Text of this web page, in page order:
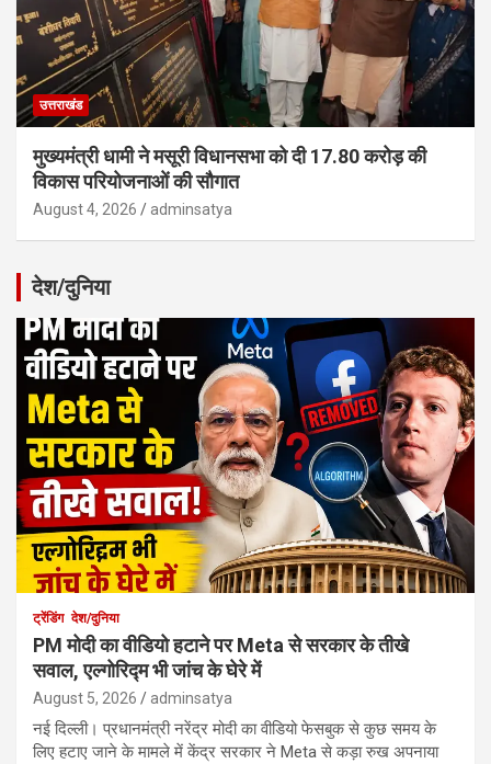
उत्तराखंड
मुख्यमंत्री धामी ने मसूरी विधानसभा को दी 17.80 करोड़ की
विकास परियोजनाओं की सौगात
August 4, 2026 adminsatya
देश/दुनिया
ट्रेंडिंग देश/दुनिया
PM मोदी का वीडियो हटाने पर Meta से सरकार के तीखे
सवाल, एल्गोरिद्म भी जांच के घेरे में
August 5, 2026 adminsatya
नई दिल्ली। प्रधानमंत्री नरेंद्र मोदी का वीडियो फेसबुक से कुछ समय के
लिए हटाए जाने के मामले में केंद्र सरकार ने Meta से कड़ा रुख अपनाया